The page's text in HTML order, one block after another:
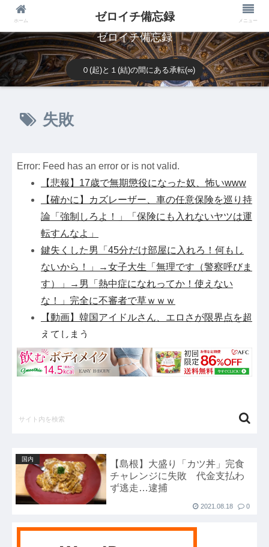
ゼロイチ備忘録
０(起)と１(結)の間にある承転(∞)
失敗
Error: Feed has an error or is not valid.
【悲報】17歳で無期懲役になった奴、怖いwww
【確かに】カズレーザー、車の任意保険を巡り持
論「強制しろよ！」「保険にも入れないヤツは運
転すんなよ」
鍵失くした男「45分だけ部屋に入れろ！何もし
ないから！」→女子大生「無理です（警察呼びま
す）」→男「熱中症になれってか！使えない
な！」完全に不審者で草ｗｗｗ
【動画】韓国アイドルさん、エロさが限界点を超
えてしまう
邦キチ、 あの「新劇場版☆ケロロ軍曹」回
【疑問】スポーツ漫画で退部する奴が「俺たちは
【パシフィック・リム】MODEROID「ジプシ
他
謎の勢力「AI発展したらお前らは皆クビになる
わ」→未だかつてAIのせいで失業したG民が0人
の理由他
国内
【島根】大盛り「カツ丼」完食
チャレンジに失敗 代金支払わ
ず逃走…逮捕
2021.08.18 0
ホーム ゼロイチ備忘録 メニュー